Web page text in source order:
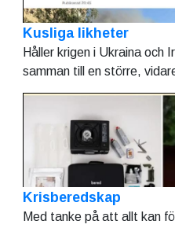
Kusliga likheter
Håller krigen i Ukraina och
samman till en större,
Krisberedskap
Med tanke på att allt kan